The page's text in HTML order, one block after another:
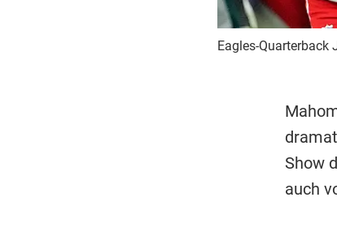
Eagles-Quarterback
Show
auch